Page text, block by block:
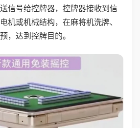
信号给控牌器，控牌器接收到信
机或机械结构，在麻将机洗牌、
，达到控牌目的。